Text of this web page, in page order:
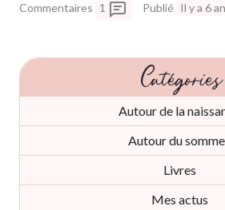
Commentaires 1 Publié Il y a 6
Catégories
Autour de la
Autour du
Livres
Mes actus